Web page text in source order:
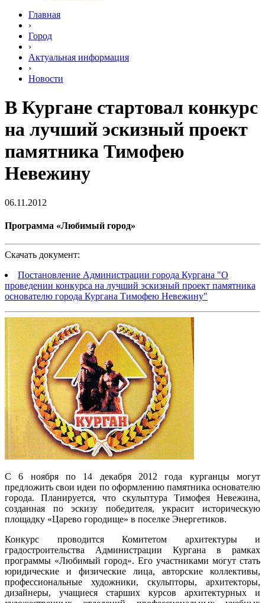
Главная
›
Город
›
Актуальная информация
›
Новости
В Кургане стартовал конкурс
на лучший эскизный проект
памятника Тимофею
Невежину
06.11.2012
Программа «Любимый город»
Скачать документ:
Постановление Администрации города Кургана "О
проведении конкурса на лучший эскизный проект памятника
основателю города Кургана Тимофею Невежину"
С 6 ноября по 14 декабря 2012 года курганцы могут
предложить свои идеи по оформлению памятника основателю
города. Планируется, что скульптура Тимофея Невежина,
созданная по эскизу победителя, украсит историческую
площадку «Царево городище» в поселке Энергетиков.
Конкурс проводится Комитетом архитектуры и
градостроительства Администрации Кургана в рамках
программы «Любимый город». Его участниками могут стать
юридические и физические лица, авторские коллективы,
профессиональные художники, скульпторы, архитекторы,
дизайнеры, учащиеся старших курсов архитектурных и